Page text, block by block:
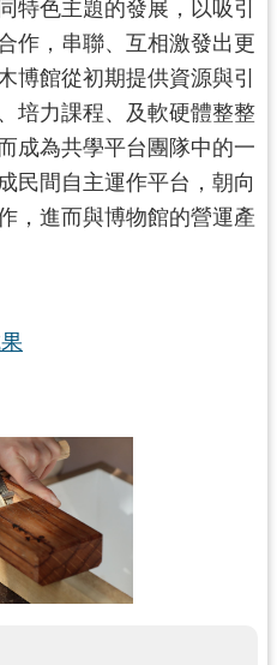
特色主題的發展，以吸引
作，串聯、互相激發出更
博館從初期提供資源與引
培力課程、及軟硬體整整
成為共學平台團隊中的一
民間自主運作平台，朝向
，進而與博物館的營運產